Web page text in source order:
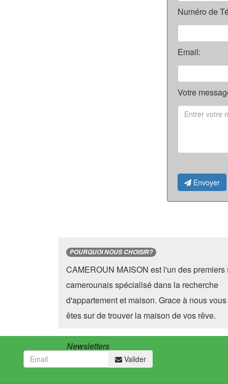
Numéro de
Email:
Votre
Envoyer
POURQUOI NOUS CHOISIR?
CAMEROUN MAISON est l'un des premiers
camerounais spécialisé dans la recherche
d'appartement et maison. Grace à nous vous
êtes sur de trouver la maison de vos rêve.
Newsletters
Valider